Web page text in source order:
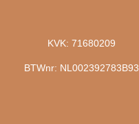
KVK: 71680209
BTWnr: NL002392783B93